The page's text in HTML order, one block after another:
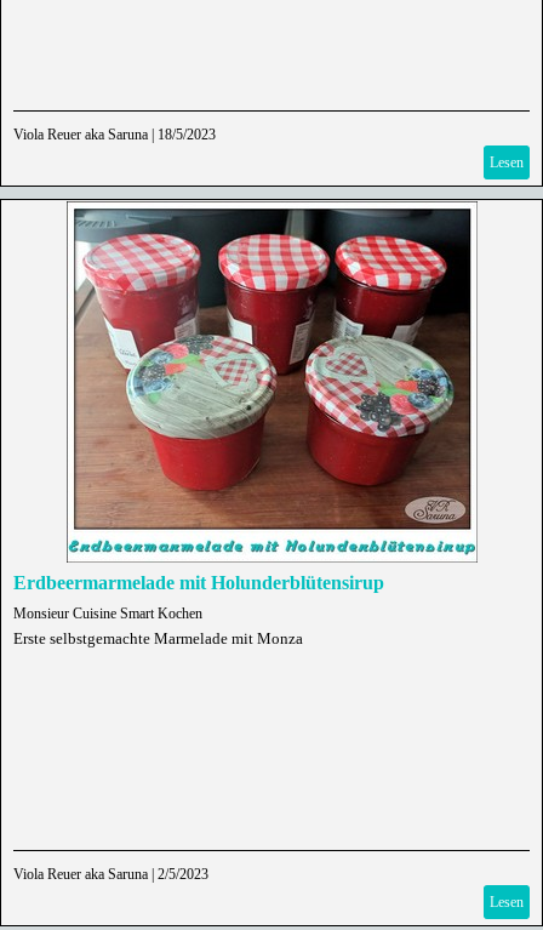
Viola Reuer aka Saruna
18/5/2023
Lesen
Erdbeermarmelade mit Holunderblütensirup
Monsieur Cuisine Smart Kochen
Erste selbstgemachte Marmelade mit Monza
Viola Reuer aka Saruna 2/5/2023
Lesen